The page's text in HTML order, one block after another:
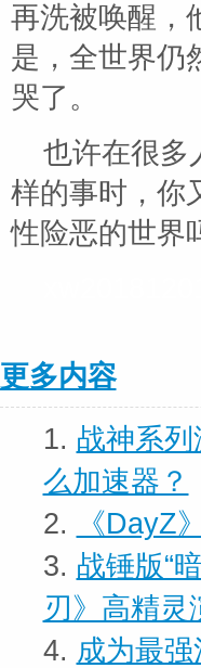
再洗被唤醒，
是，全世界
哭了。
也许在很多
样的事时，你
性险恶的世界
更多内容
1. 战神系
么加速器？
2.
《DayZ
3. 战锤版“
刃》高精灵
4. 成为最